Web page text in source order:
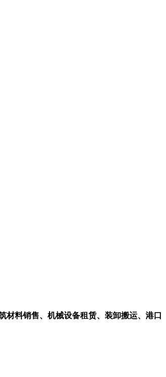
料销售、机械设备租赁、装卸搬运、港口